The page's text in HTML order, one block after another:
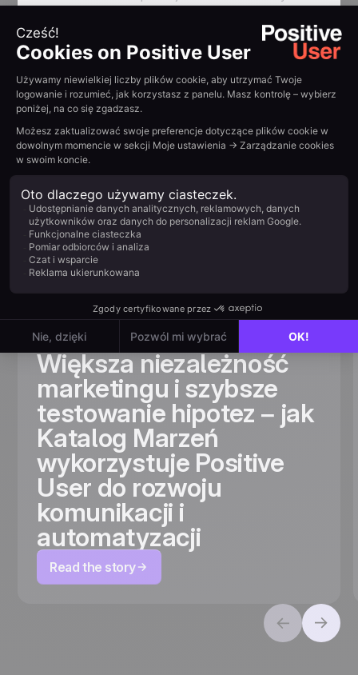
Podsumuj z AI:
Example H2
docieranych skuteczniej
{{QUOTE-TESTI-2}}
Read othercustomer
stories
View all
Większa niezależność
marketingu i szybsze
testowanie hipotez – jak
Katalog Marzeń
wykorzystuje Positive
User do rozwoju
komunikacji i
automatyzacji
Read the story